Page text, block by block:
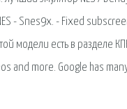
- Snes9x. - Fixed
модели есть в
and more. Google has